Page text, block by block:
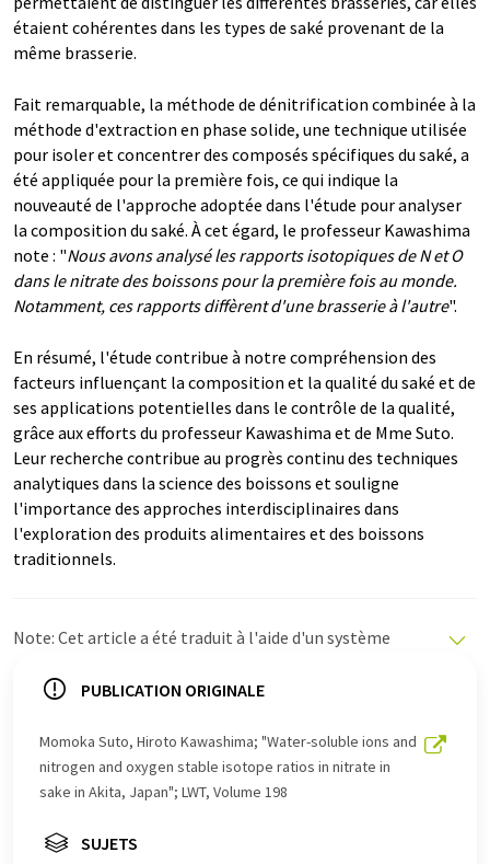
étaient cohérentes dans les types de saké provenant de la
même brasserie.
Fait remarquable, la méthode de dénitrification combinée à la
méthode d'extraction en phase solide, une technique utilisée
pour isoler et concentrer des composés spécifiques du saké, a
été appliquée pour la première fois, ce qui indique la
nouveauté de l'approche adoptée dans l'étude pour analyser
la composition du saké. À cet égard, le professeur Kawashima
note : "Nous avons analysé les rapports isotopiques de N et O
dans le nitrate des boissons pour la première fois au monde.
Notamment, ces rapports diffèrent d'une brasserie à l'autre".
En résumé, l'étude contribue à notre compréhension des
facteurs influençant la composition et la qualité du saké et de
ses applications potentielles dans le contrôle de la qualité,
grâce aux efforts du professeur Kawashima et de Mme Suto.
Leur recherche contribue au progrès continu des techniques
analytiques dans la science des boissons et souligne
l'importance des approches interdisciplinaires dans
l'exploration des produits alimentaires et des boissons
traditionnels.
Note: Cet article a été traduit à l'aide d'un système
propose ces traductions automatiques pour présenter
été traduit avec traduction automatique, il est possible
qu'il contienne des erreurs de vocabulaire, de syntaxe ou
de grammaire. L'article original dans Anglais peut être
PUBLICATION ORIGINALE
Momoka Suto, Hiroto Kawashima; "Water-soluble ions and
nitrogen and oxygen stable isotope ratios in nitrate in
sake in Akita, Japan"; LWT, Volume 198
SUJETS